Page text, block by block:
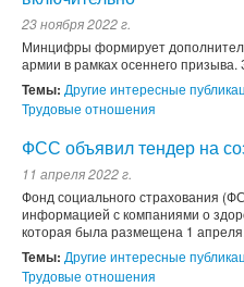
23 ноября 2022 г.
Минцифры формирует
армии в рамках осеннего
Темы: Другие интересные
Трудовые отношения
ФСС объявил тендер на
11 апреля 2022 г.
Фонд социального страхования
информацией с компаниями о
которая была размещена 1
Темы: Другие интересные
Трудовые отношения